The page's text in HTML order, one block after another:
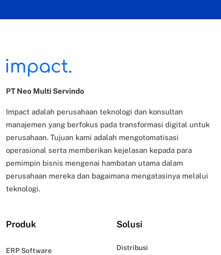
PT Neo Multi Servindo
Impact adalah perusahaan teknologi dan konsultan
manajemen yang berfokus pada transformasi digital untuk
perusahaan. Tujuan kami adalah mengotomatisasi
operasional serta memberikan kejelasan kepada para
pemimpin bisnis mengenai hambatan utama dalam
perusahaan mereka dan bagaimana mengatasinya melalui
teknologi.
Produk
ERP Software
Solusi
Distribusi